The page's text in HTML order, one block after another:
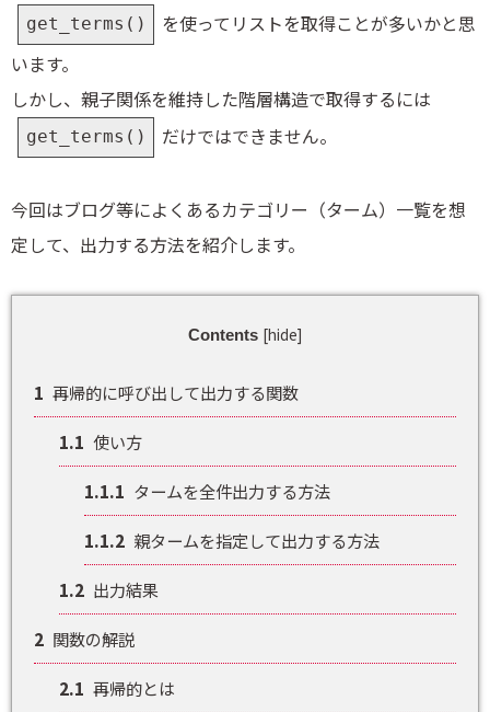
get_terms()
を使ってリストを取得ことが多いかと思
います。
しかし、親子関係を維持した階層構造で取得するには
get_terms() だけではできません。
今回はブログ等によくあるカテゴリー（ターム）一覧を想
定して、出力する方法を紹介します。
Contents [hide]
1 再帰的に呼び出して出力する関数
1.1 使い方
1.1.1 タームを全件出力する方法
1.1.2 親タームを指定して出力する方法
1.2 出力結果
2 関数の解説
2.1 再帰的とは